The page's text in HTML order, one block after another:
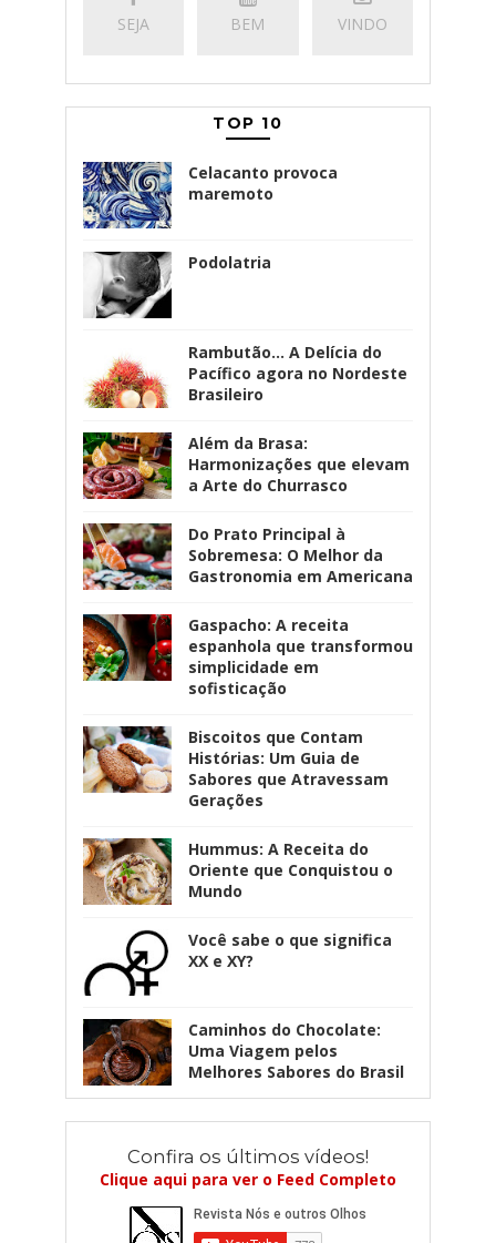
SEJA BEM VINDO
TOP 10
Celacanto provoca
maremoto
Podolatria
Rambutão... A Delícia do
Pacífico agora no Nordeste
Brasileiro
Além da Brasa:
Harmonizações que elevam
a Arte do Churrasco
Do Prato Principal à
Sobremesa: O Melhor da
Gastronomia em Americana
Gaspacho: A receita
espanhola que transformou
simplicidade em
sofisticação
Biscoitos que Contam
Histórias: Um Guia de
Sabores que Atravessam
Gerações
Hummus: A Receita do
Oriente que Conquistou o
Mundo
Você sabe o que significa
XX e XY?
Caminhos do Chocolate:
Uma Viagem pelos
Melhores Sabores do Brasil
Confira os últimos vídeos!
Clique aqui para ver o Feed Completo